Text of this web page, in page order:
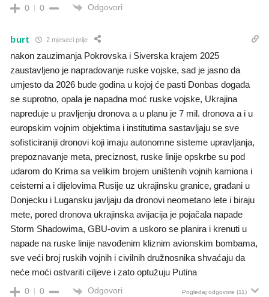
0 0 Odgovori
burt 2 mjeseci prije
nakon zauzimanja Pokrovska i Siverska krajem 2025
zaustavljeno je napradovanje ruske vojske, sad je jasno da
umjesto da 2026 bude godina u kojoj će pasti Donbas događa
se suprotno, opala je napadna moć ruske vojske, Ukrajina
napreduje u pravljenju dronova a u planu je 7 mil. dronova a i u
europskim vojnim objektima i institutima sastavljaju se sve
sofisticiraniji dronovi koji imaju autonomne sisteme upravljanja,
prepoznavanje meta, preciznost, ruske linije opskrbe su pod
udarom do Krima sa velikim brojem uništenih vojnih kamiona i
ceisterni a i dijelovima Rusije uz ukrajinsku granice, građani u
Donjecku i Lugansku javljaju da dronovi neometano lete i biraju
mete, pored dronova ukrajinska avijacija je pojačala napade
Storm Shadowima, GBU-ovim a uskoro se planira i krenuti u
napade na ruske linije navođenim kliznim avionskim bombama,
sve veći broj ruskih vojnih i civilnih družnosnika shvaćaju da
neće moći ostvariti ciljeve i zato optužuju Putina
0 0 Odgovori Pogledaj odgovore (11)